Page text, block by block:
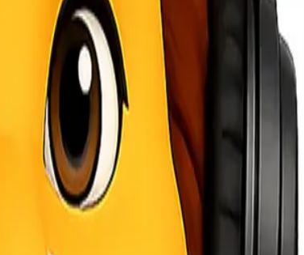
memiliki kesempatan untuk mendapatkan
yang berkomitmen lebih awal. Ini bisa menjadi